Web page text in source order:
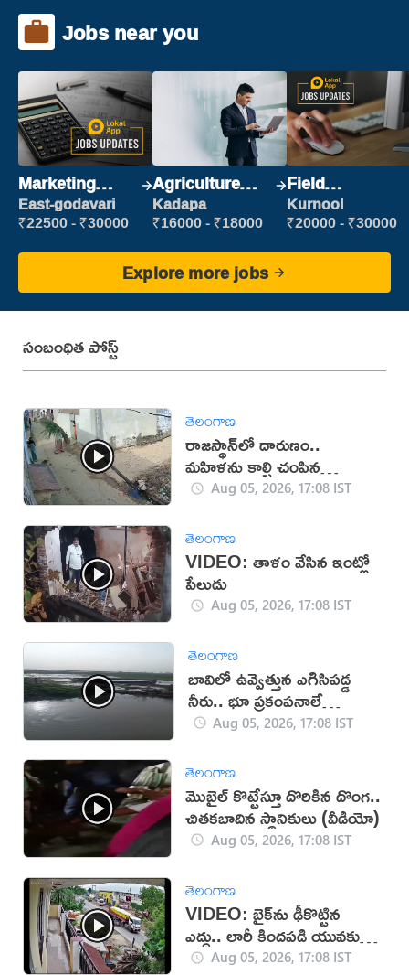
Jobs near you
Marketing
Executive
East-godavari
₹22500 - ₹30000
Agriculture
Labour
Kadapa
₹16000 - ₹18000
Field
Marketing
Executive
Kurnool
₹20000 - ₹30000
Explore more jobs
సంబంధిత పోస్ట్
తెలంగాణ
రాజస్థాన్‌లో దారుణం..
మహిళను కాల్చి చంపిన
యువకుడు (వీడియో)
Aug 05, 2026, 17:08 IST
తెలంగాణ
VIDEO: తాళం వేసిన ఇంట్లో
పేలుడు
Aug 05, 2026, 17:08 IST
తెలంగాణ
బావిలో ఉవ్వెత్తున ఎగిసిపడ్డ
నీరు.. భూ ప్రకంపనాలే
కారణమా?
Aug 05, 2026, 17:08 IST
తెలంగాణ
మొబైల్ కొట్టేస్తూ దొరికిన దొంగ..
చితకబాదిన స్థానికులు (వీడియో)
Aug 05, 2026, 17:08 IST
తెలంగాణ
VIDEO: బైక్‌ను ఢీకొట్టిన
ఎద్దు.. లారీ కిందపడి యువకుడు
మృతి!Aug 05, 2026, 17:08 IST